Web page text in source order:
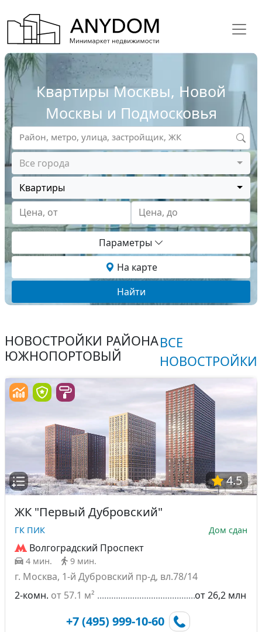
Квартиры Москвы, Новой
Москвы и Подмосковья
Все города
Квартиры
Цена, от
Цена, до
Район, метро, улица, застройщик, ЖК
Параметры
На карте
Найти
НОВОСТРОЙКИ РАЙОНА
ЮЖНОПОРТОВЫЙ
ВСЕ
НОВОСТРОЙКИ
4.5
ЖК "Первый Дубровский"
ГК ПИК Дом сдан
Волгоградский Проспект
4 мин. 9 мин.
г. Москва, 1-й Дубровский пр-д, вл.78/14
2-комн. от 57.1 м² от 26,2 млн
+7 (495) 999-10-60